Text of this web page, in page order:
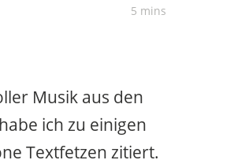
5 mins
Musik aus den
ich zu einigen
Textfetzen zitiert.